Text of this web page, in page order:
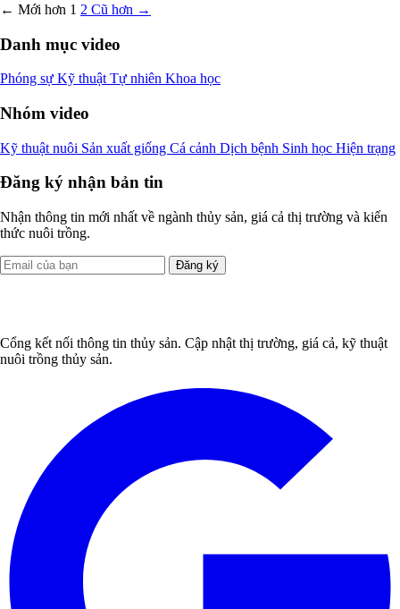
← Mới hơn 1 2 Cũ hơn →
Danh mục video
Phóng sự Kỹ thuật Tự nhiên Khoa học
Nhóm video
Kỹ thuật nuôi Sản xuất giống Cá cảnh Dịch bệnh Sinh học Hiện trạng
Đăng ký nhận bản tin
Nhận thông tin mới nhất về ngành thủy sản, giá cả thị trường và kiến
thức nuôi trồng.
Đăng ký
Cổng kết nối thông tin thủy sản. Cập nhật thị trường, giá cả, kỹ thuật
nuôi trồng thủy sản.